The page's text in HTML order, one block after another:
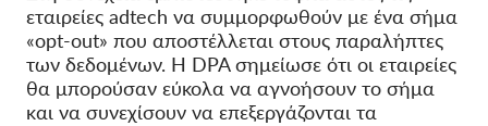
εταιρείες adtech να συμμορφωθούν με ένα σήμα
«opt-out» που αποστέλλεται στους παραλήπτες
των δεδομένων. Η DPA σημείωσε ότι οι εταιρείες
θα μπορούσαν εύκολα να αγνοήσουν το σήμα
και να συνεχίσουν να επεξεργάζονται τα